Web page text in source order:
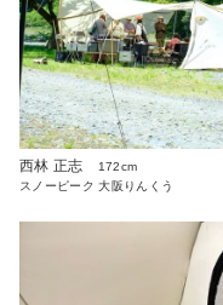
西林 正志
172cm
スノーピーク 大阪りんくう